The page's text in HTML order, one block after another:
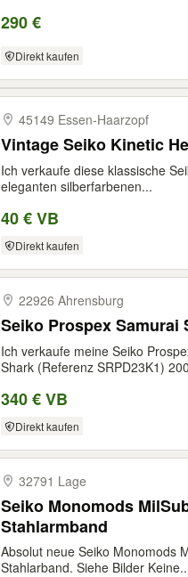
290 €
Direkt kaufen
45149 Essen-​Haarzopf
Vintage Seiko Kinetic
Ich verkaufe diese klassische
eleganten silberfarbenen...
40 € VB
Direkt kaufen
22926 Ahrensburg
Seiko Prospex Samurai
Ich verkaufe meine Seiko
Shark (Referenz SRPD23K1)
340 € VB
Direkt kaufen
32791 Lage
Seiko Monomods
Stahlarmband
Absolut neue Seiko Monomods
Stahlarband. Siehe Bilder